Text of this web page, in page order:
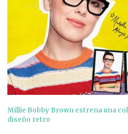
Millie Bobby Brown estrena una
diseño retro